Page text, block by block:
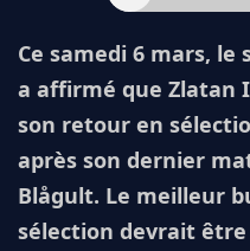
Ce samedi 6 mars,
a affirmé que Zlatan
son retour en
après son dernier
Blågult. Le meilleur
sélection devrait